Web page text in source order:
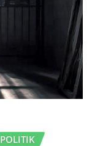
POLITIK